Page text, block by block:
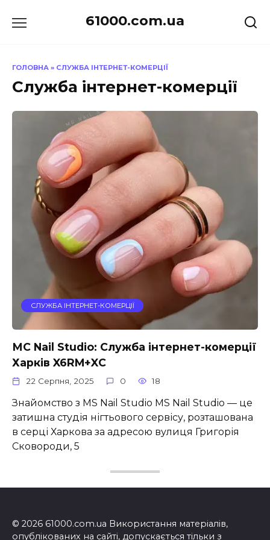
до
61000.com.ua
ГОЛОВНА » СЛУЖБА ІНТЕРНЕТ-КОМЕРЦІЇ
Служба інтернет-комерції
СЛУЖБА ІНТЕРНЕТ-КОМЕРЦІЇ
МС Nail Studio: Служба інтернет-комерції
Харків X6RM+XC
22 Серпня, 2025 0 18
Знайомство з MS Nail Studio MS Nail Studio — це
затишна студія нігтьового сервісу, розташована
в серці Харкова за адресою вулиця Григорія
Сковороди, 5
© 2026 61000.com.ua Використання матеріалів,
опублікованих на сайті, допускається тільки з